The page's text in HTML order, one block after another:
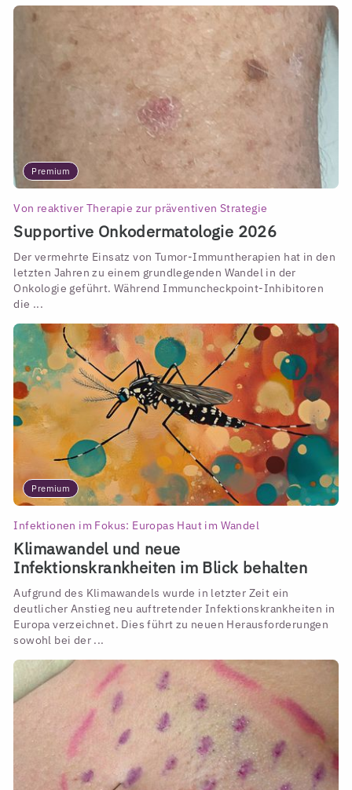
Premium
Von reaktiver Therapie zur präventiven Strategie
Supportive Onkodermatologie 2026
Der vermehrte Einsatz von Tumor-Immuntherapien hat in den
letzten Jahren zu einem grundlegenden Wandel in der
Onkologie geführt. Während Immuncheckpoint-Inhibitoren
die ...
Premium
Infektionen im Fokus: Europas Haut im Wandel
Klimawandel und neue
Infektionskrankheiten im Blick behalten
Aufgrund des Klimawandels wurde in letzter Zeit ein
deutlicher Anstieg neu auftretender Infektionskrankheiten in
Europa verzeichnet. Dies führt zu neuen Herausforderungen
sowohl bei der ...